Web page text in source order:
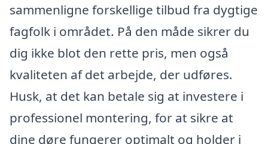
sammenligne forskellige tilbud fra dygtige
fagfolk i området. På den måde sikrer du
dig ikke blot den rette pris, men også
kvaliteten af det arbejde, der udføres.
Husk, at det kan betale sig at investere i
professionel montering, for at sikre at
dine døre fungerer optimalt og holder i